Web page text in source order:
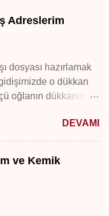
Adreslerim
dosyası hazırlamak
o dükkan
oğlanın dükkanın
gitmeye, hep
dehlizlerde dar
gibi adres bulmalar.
DEVAMI
ve Kemik